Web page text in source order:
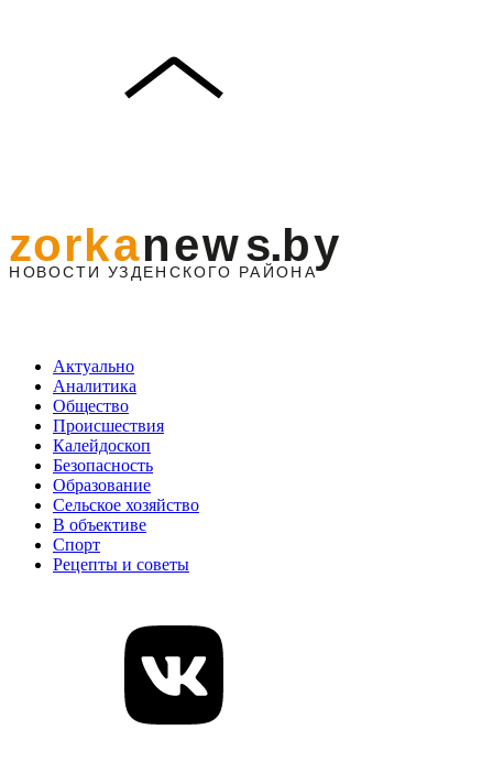
Актуально
Аналитика
Общество
Происшествия
Калейдоскоп
Безопасность
Образование
Сельское хозяйство
В объективе
Спорт
Рецепты и советы